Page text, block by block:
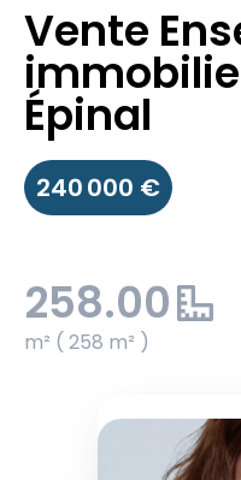
Vente
Épinal
240 000 €
258.00
m² ( 258 m² )